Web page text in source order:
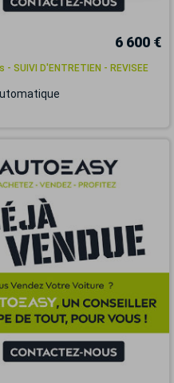
6 600 €
SUIVI D'ENTRETIEN - REVISEE